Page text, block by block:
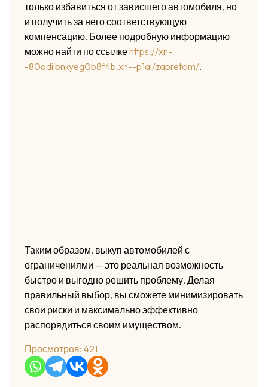
только избавиться от зависшего автомобиля, но
и получить за него соответствующую
компенсацию. Более подробную информацию
можно найти по ссылкеhttps://xn-
-80adilbnkyeg0b8f4b.xn--p1ai/zapretom/.
Таким образом, выкуп автомобилей с
ограничениями — это реальная возможность
быстро и выгодно решить проблему. Делая
правильный выбор, вы сможете минимизировать
свои риски и максимально эффективно
распорядиться своим имуществом.
Просмотров: 421